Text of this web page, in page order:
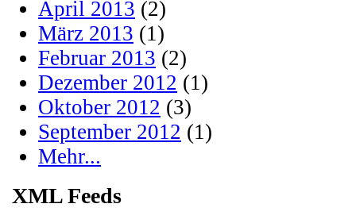
April 2013 (2)
März 2013 (1)
Februar 2013 (2)
Dezember 2012 (1)
Oktober 2012 (3)
September 2012 (1)
Mehr...
XML Feeds